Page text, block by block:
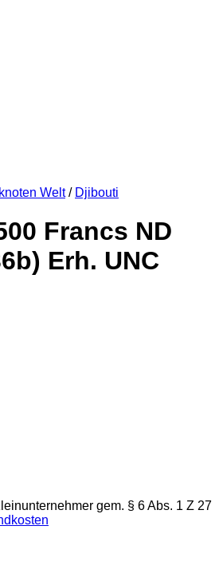
Welt / Djibouti
Francs ND
Erh. UNC
gem. § 6 Abs. 1 Z 27